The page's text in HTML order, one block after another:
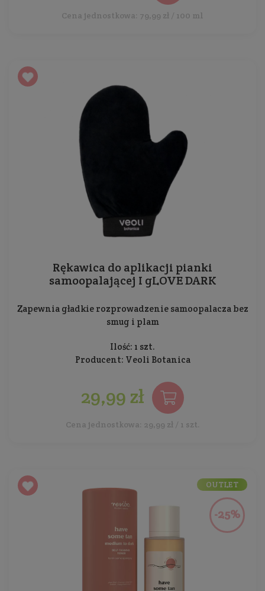
Cena jednostkowa: 79,99 zł / 100 ml
Rękawica do aplikacji pianki
samoopalającej I gLOVE DARK
Zapewnia gładkie rozprowadzenie samoopalacza bez
smug i plam
Ilość: 1 szt.
Producent: Veoli Botanica
29,99 zł
Cena jednostkowa: 29,99 zł / 1 szt.
OUTLET
-25%